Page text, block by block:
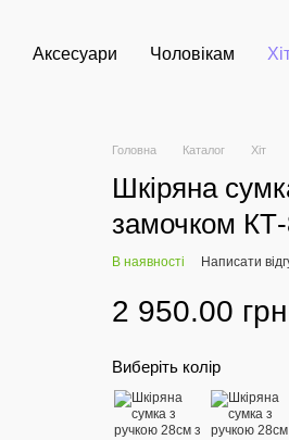
Аксесуари Чоловікам
Головна Каталог Хіт
Шкіряна
замочком
В наявності Написати
2 950.00 грн
Виберіть колір